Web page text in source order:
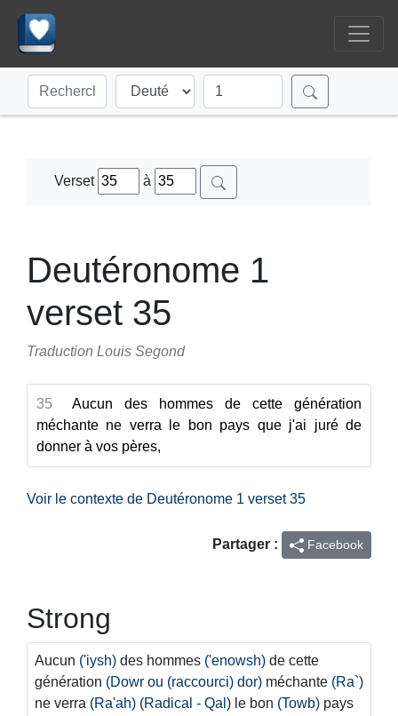
Verset à
Deutéronome 1
verset 35
Traduction Louis Segond
35
Aucun des hommes de cette génération
méchante ne verra le bon pays que j'ai juré de
donner à vos pères,
Voir le contexte de Deutéronome 1 verset 35
Partager : Facebook
Strong
Aucun ('iysh) des hommes ('enowsh) de cette
génération (Dowr ou (raccourci) dor) méchante (Ra`)
ne verra (Ra'ah) (Radical - Qal ) le bon (Towb) pays